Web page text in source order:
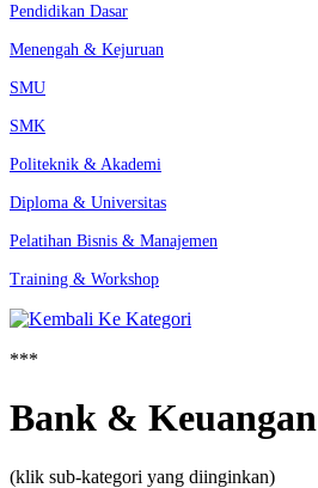
Pendidikan Dasar
Menengah & Kejuruan
SMU
SMK
Politeknik & Akademi
Diploma & Universitas
Pelatihan Bisnis & Manajemen
Training & Workshop
***
Bank & Keuangan
(klik sub-kategori yang diinginkan)